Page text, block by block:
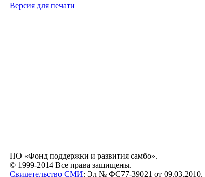
Версия для печати
НО «Фонд поддержки и развития самбо».
© 1999-2014 Все права защищены.
Свидетельство СМИ: Эл № ФС77-39021 от 09.03.2010.